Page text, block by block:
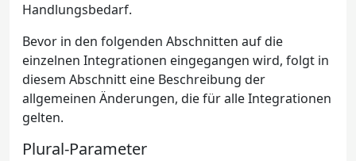
Handlungsbedarf.
Bevor in den folgenden Abschnitten auf die
einzelnen Integrationen eingegangen wird, folgt in
diesem Abschnitt eine Beschreibung der
allgemeinen Änderungen, die für alle Integrationen
gelten.
Plural-Parameter